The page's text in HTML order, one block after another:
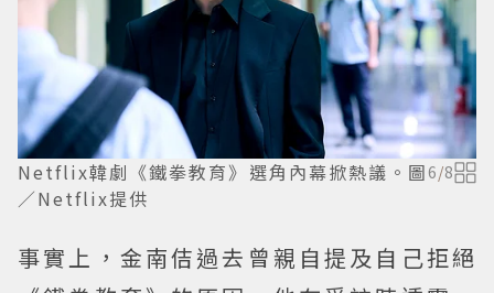
Netflix韓劇《鐵拳教育》選角內幕掀熱議。圖
／Netflix提供
6/8
事實上，金南佶過去曾親自提及自己拒絕